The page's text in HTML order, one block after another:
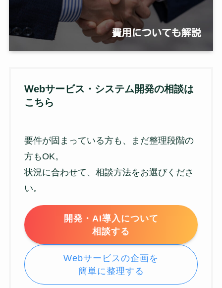
Webサービス・システム開発の相談は
こちら
要件が固まっている方も、まだ整理段階の
方もOK。
状況に合わせて、相談方法をお選びくださ
い。
開発・AI導入について
相談する
Webサービスの企画を
簡単に整理する